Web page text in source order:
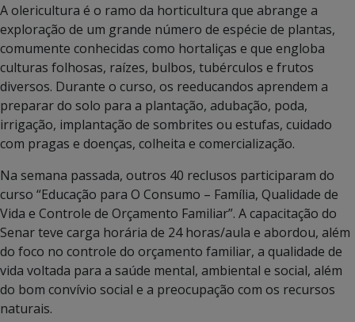
A olericultura é o ramo da horticultura que abrange a
exploração de um grande número de espécie de plantas,
comumente conhecidas como hortaliças e que engloba
culturas folhosas, raízes, bulbos, tubérculos e frutos
diversos. Durante o curso, os reeducandos aprendem a
preparar do solo para a plantação, adubação, poda,
irrigação, implantação de sombrites ou estufas, cuidado
com pragas e doenças, colheita e comercialização.
Na semana passada, outros 40 reclusos participaram do
curso “Educação para O Consumo – Família, Qualidade de
Vida e Controle de Orçamento Familiar”. A capacitação do
Senar teve carga horária de 24 horas/aula e abordou, além
do foco no controle do orçamento familiar, a qualidade de
vida voltada para a saúde mental, ambiental e social, além
do bom convívio social e a preocupação com os recursos
naturais.